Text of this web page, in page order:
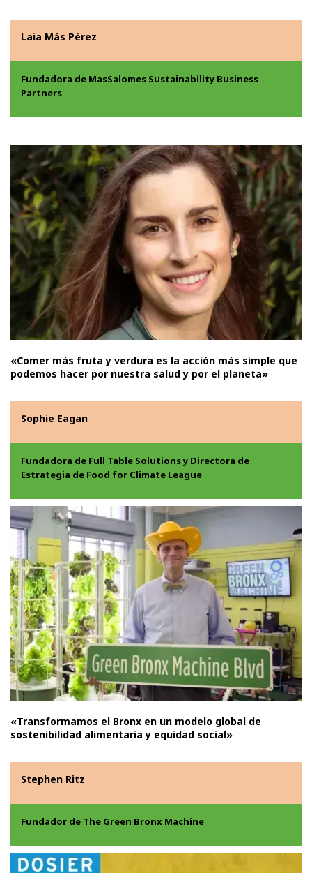
Laia Más Pérez
Fundadora de MasSalomes Sustainability Business
Partners
«Comer más fruta y verdura es la acción más simple que
podemos hacer por nuestra salud y por el planeta»
Sophie Eagan
Fundadora de Full Table Solutions y Directora de
Estrategia de Food for Climate League
«Transformamos el Bronx en un modelo global de
sostenibilidad alimentaria y equidad social»
Stephen Ritz
Fundador de The Green Bronx Machine